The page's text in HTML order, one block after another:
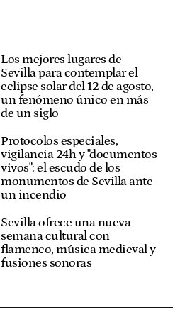
Los mejores lugares de
Sevilla para contemplar el
eclipse solar del 12 de agosto,
un fenómeno único en más
de un siglo
Protocolos especiales,
vigilancia 24h y "documentos
vivos": el escudo de los
monumentos de Sevilla ante
un incendio
Sevilla ofrece una nueva
semana cultural con
flamenco, música medieval y
fusiones sonoras